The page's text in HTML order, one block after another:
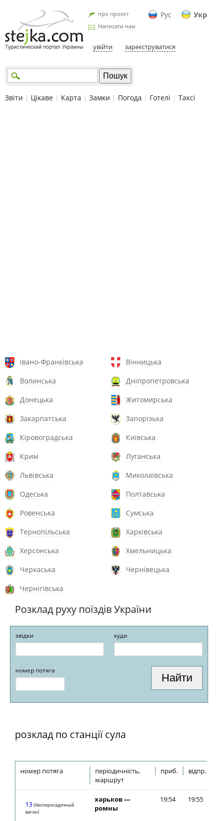
Рус Укр
про проект
Написати нам
увійти зареєструватися
Звіти | Цікаве | Карта | Замки | Погода | Готелі | Таксі
Івано-Франківська
Вінницька
Волинська
Дніпропетровська
Донецька
Житомирська
Закарпатська
Запорізька
Кіровоградська
Київська
Крим
Луганська
Львівська
Миколаївська
Одеська
Полтавська
Ровенська
Сумська
Тернопільська
Харківська
Херсонська
Хмельницька
Черкаська
Чернівецька
Чернігівська
Розклад руху поїздів України
звідки куди
номер потяга
розклад по станції сула
номер потяга
періодичність,
маршрут
приб. відпр.
13 (беспересадочный
вагон)
харьков —
ромны
19:54 19:55